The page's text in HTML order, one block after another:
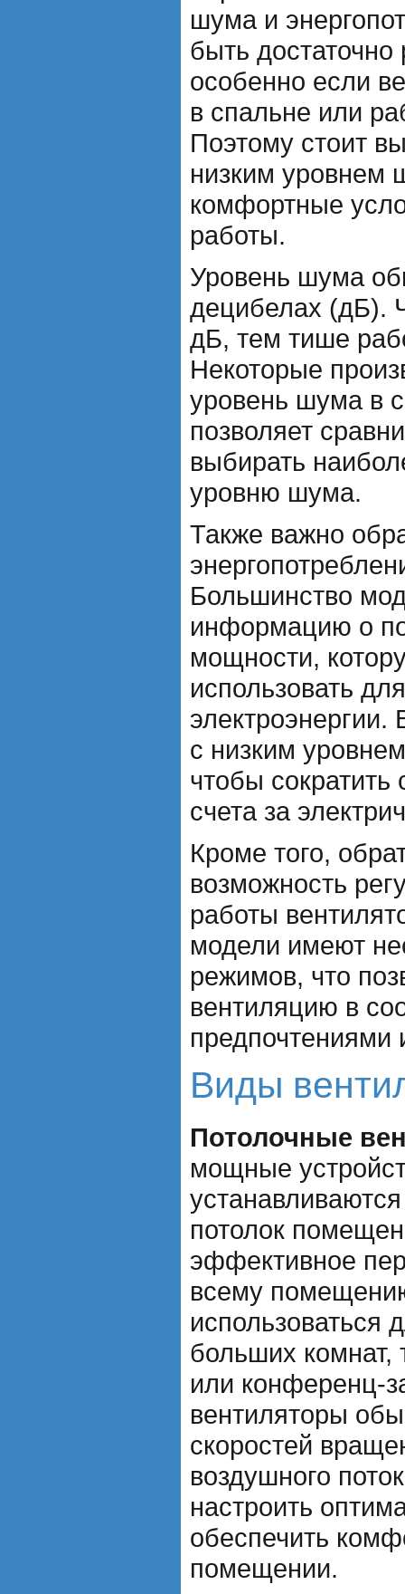
шума и
быть
особенно если
в спальне или
Поэтому стоит
низким уровнем
комфортные
работы.
Уровень шума
децибелах (дБ).
дБ, тем тише
Некоторые
уровень шума в
позволяет
выбирать
уровню шума.
Также важно
Большинство
информацию о
мощности,
использовать
с низким
чтобы сократить
счета за
Кроме того,
возможность
работы
модели имеют
режимов, что
вентиляцию в
предпочтениями
Виды
Потолочные
мощные
потолок
эффективное
всему
использоваться
больших комнат,
или конференц-
вентиляторы
скоростей
воздушного
настроить
обеспечить
помещении.